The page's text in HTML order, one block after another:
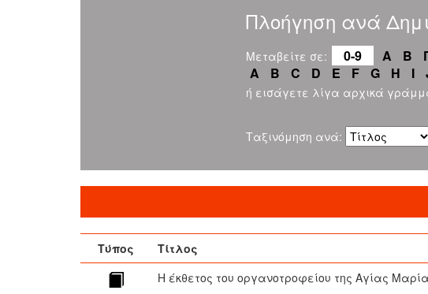
Πλοήγηση ανά
Μεταβείτε σε: 0-9 Α Β
A
B C D E F G H I
ή εισάγετε λίγα αρχικά
Ταξινόμηση ανά:
Τύπος Τίτλος
Η έκθετος του οργανοτροφείου της Αγίας